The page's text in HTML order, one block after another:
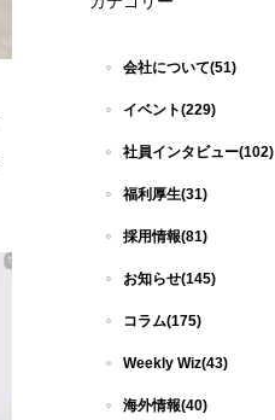
会社について(51)
イベント(229)
社員インタビュー(102)
福利厚生(31)
採用情報(81)
お知らせ(145)
コラム(175)
Weekly Wiz(43)
海外情報(40)